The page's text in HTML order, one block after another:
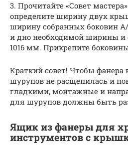
3. Прочитайте «Совет
определите ширину двух
ширину собранных боковин
и дно необходимой ширины и
1016 мм. Прикрепите
Краткий совет! Чтобы фанера
шурупов не расщепилась и
гладкими, монтажные и
для шурупов должны быть
Ящик из фанеры для
инструментов с